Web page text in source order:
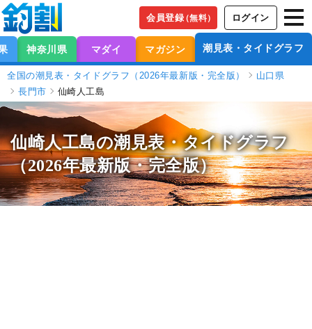
会員登録（無料） ログイン
神奈川県 マダイ マガジン 潮見表・タイドグラフ
全国の潮見表・タイドグラフ（2026年最新版・完全版）
山口県
長門市
仙崎人工島
仙崎人工島の潮見表・タイドグラフ
（2026年最新版・完全版）